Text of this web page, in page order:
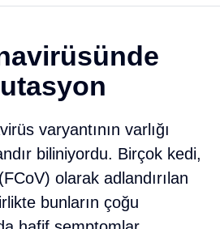
varyantının varlığı
biliniyordu. Birçok kedi,
olarak adlandırılan
bunların çoğu